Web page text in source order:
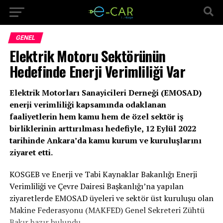
GENEL
Elektrik Motoru Sektörünün
Hedefinde Enerji Verimliliği Var
Elektrik Motorları Sanayicileri Derneği (EMOSAD)
enerji verimliliği kapsamında odaklanan
faaliyetlerin hem kamu hem de özel sektör iş
birliklerinin arttırılması hedefiyle, 12 Eylül 2022
tarihinde Ankara’da kamu kurum ve kuruluşlarını
ziyaret etti.
KOSGEB ve Enerji ve Tabi Kaynaklar Bakanlığı Enerji
Verimliliği ve Çevre Dairesi Başkanlığı’na yapılan
ziyaretlerde EMOSAD üyeleri ve sektör üst kuruluşu olan
Makine Federasyonu (MAKFED) Genel Sekreteri Zühtü